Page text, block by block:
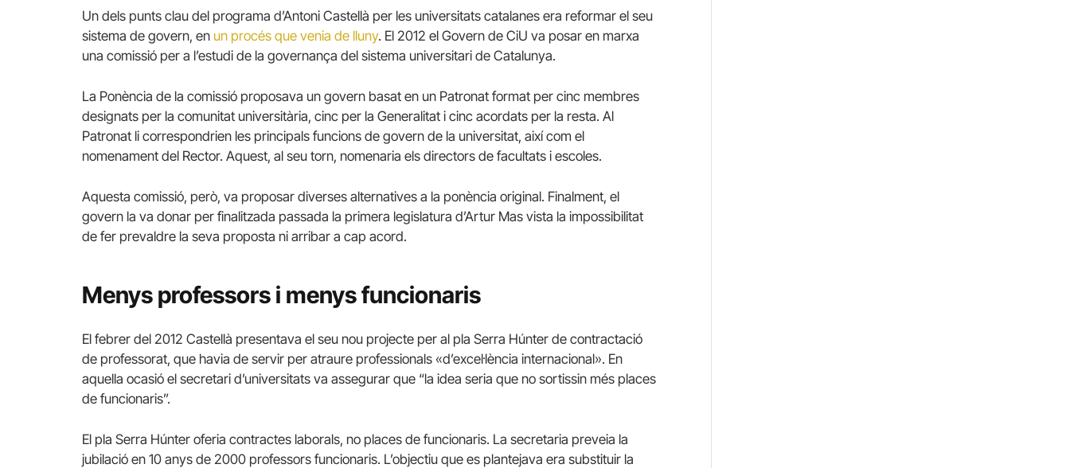
Un dels punts clau del programa d’Antoni Castellà per les universitats catalanes era reformar el seu
sistema de govern, en un procés que venia de lluny. El 2012 el Govern de CiU va posar en marxa
una comissió per a l’estudi de la governança del sistema universitari de Catalunya.
La Ponència de la comissió proposava un govern basat en un Patronat format per cinc membres
designats per la comunitat universitària, cinc per la Generalitat i cinc acordats per la resta. Al
Patronat li correspondrien les principals funcions de govern de la universitat, així com el
nomenament del Rector. Aquest, al seu torn, nomenaria els directors de facultats i escoles.
Aquesta comissió, però, va proposar diverses alternatives a la ponència original. Finalment, el
govern la va donar per finalitzada passada la primera legislatura d’Artur Mas vista la impossibilitat
de fer prevaldre la seva proposta ni arribar a cap acord.
Menys professors i menys funcionaris
El febrer del 2012 Castellà presentava el seu nou projecte per al pla Serra Húnter de contractació
de professorat, que havia de servir per atraure professionals «d’excel·lència internacional». En
aquella ocasió el secretari d’universitats va assegurar que “la idea seria que no sortissin més places
de funcionaris”.
El pla Serra Húnter oferia contractes laborals, no places de funcionaris. La secretaria preveia la
jubilació en 10 anys de 2000 professors funcionaris. L’objectiu que es plantejava era substituir la